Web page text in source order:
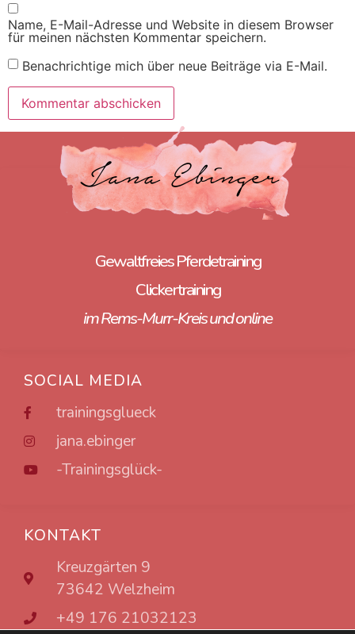
Name, E-Mail-Adresse und Website in diesem Browser
für meinen nächsten Kommentar speichern.
Benachrichtige mich über neue Beiträge via E-Mail.
KONTAKT
Kreuzgärten 9
73642 Welzheim
+49 176 21032123
SOCIAL MEDIA
trainingsglueck
jana.ebinger
-Trainingsglück-
Gewaltfreies Pferdetraining
Clickertraining
im Rems-Murr-Kreis und online